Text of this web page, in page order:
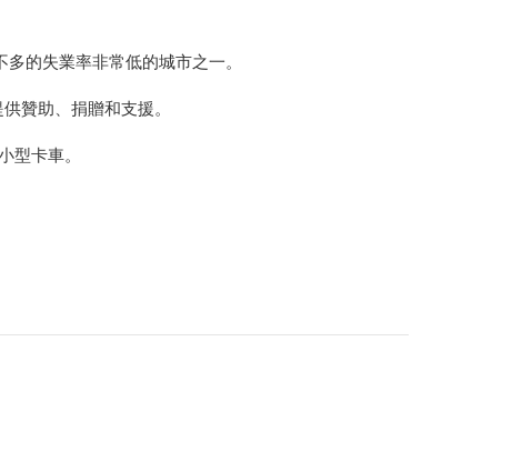
的失業率非常低的城市之一。
贊助、捐贈和支援。
型卡車。